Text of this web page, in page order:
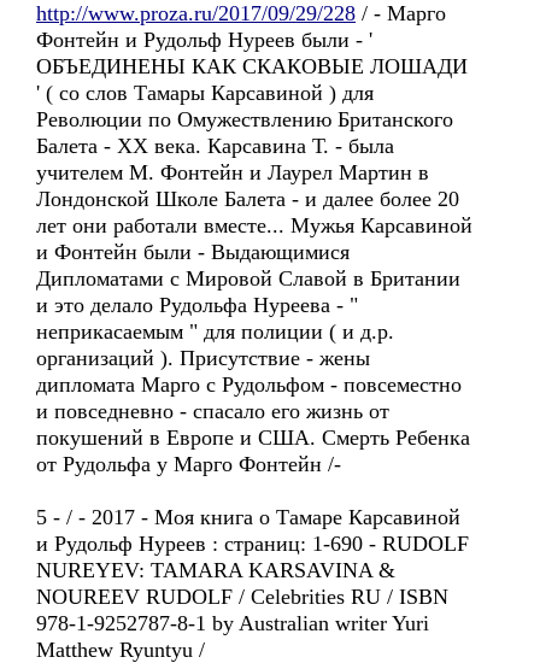
http://www.proza.ru/2017/09/29/228 / - Марго
Фонтейн и Рудольф Нуреев были - '
ОБЪЕДИНЕНЫ КАК СКАКОВЫЕ ЛОШАДИ
' ( со слов Тамары Карсавиной ) для
Революции по Омужествлению Британского
Балета - XX века. Карсавина Т. - была
учителем М. Фонтейн и Лаурел Мартин в
Лондонской Школе Балета - и далее более 20
лет они работали вместе... Мужья Карсавиной
и Фонтейн были - Выдающимися
Дипломатами с Мировой Славой в Британии
и это делало Рудольфа Нуреева - "
неприкасаемым " для полиции ( и д.р.
организаций ). Присутствие - жены
дипломата Марго с Рудольфом - повсеместно
и повседневно - спасало его жизнь от
покушений в Европе и США. Смерть Ребенка
от Рудольфа у Марго Фонтейн /-
5 - / - 2017 - Моя книга о Тамаре Карсавиной
и Рудольф Нуреев : страниц: 1-690 - RUDOLF
NUREYEV: TAMARA KARSAVINA &
NOUREEV RUDOLF / Celebrities RU / ISBN
978-1-9252787-8-1 by Australian writer Yuri
Matthew Ryuntyu /